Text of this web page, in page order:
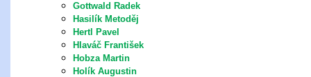
Gottwald Radek
Hasilík Metoděj
Hertl Pavel
Hlaváč František
Hobza Martin
Holík Augustin